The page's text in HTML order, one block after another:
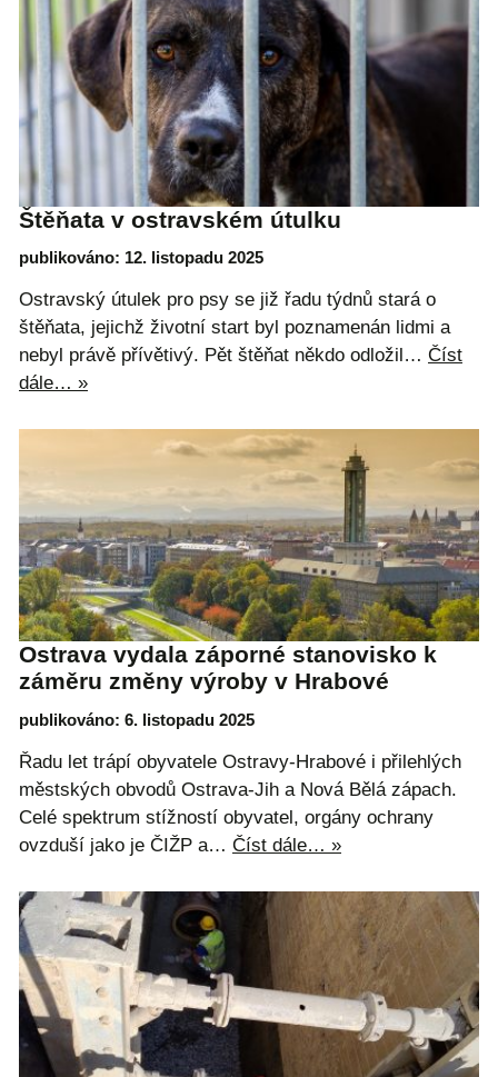
Štěňata v ostravském útulku
publikováno: 12. listopadu 2025
Ostravský útulek pro psy se již řadu týdnů stará o
štěňata, jejichž životní start byl poznamenán lidmi a
nebyl právě přívětivý. Pět štěňat někdo odložil… Číst
dále… »
Ostrava vydala záporné stanovisko k
záměru změny výroby v Hrabové
publikováno: 6. listopadu 2025
Řadu let trápí obyvatele Ostravy-Hrabové i přilehlých
městských obvodů Ostrava-Jih a Nová Bělá zápach.
Celé spektrum stížností obyvatel, orgány ochrany
ovzduší jako je ČIŽP a… Číst dále… »